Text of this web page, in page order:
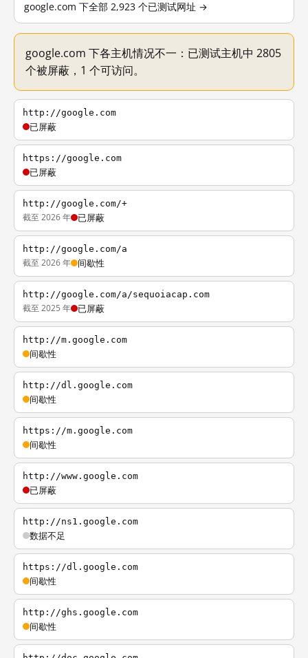
google.com 下全部 2,923 个已测试网址 →
google.com 下各主机情况不一：已测试主机中 2805
个被屏蔽，1 个可访问。
http://google.com
已屏蔽
https://google.com
已屏蔽
http://google.com/+
截至 2026 年 已屏蔽
http://google.com/a
截至 2026 年 间歇性
http://google.com/a/sequoiacap.com
截至 2025 年 已屏蔽
http://m.google.com
间歇性
http://dl.google.com
间歇性
https://m.google.com
间歇性
http://www.google.com
已屏蔽
http://ns1.google.com
数据不足
https://dl.google.com
间歇性
http://ghs.google.com
间歇性